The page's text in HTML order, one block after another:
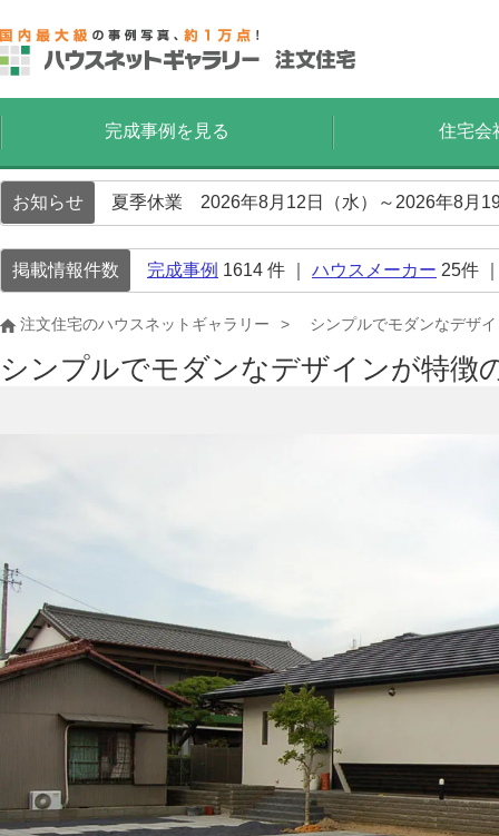
完成事例を見る 住宅会
お知らせ 夏季休業 2026年8月12日（水）～2026年8月
掲載情報件数 完成事例 1614 件 ｜ ハウスメーカー 25件
注文住宅のハウスネットギャラリー シンプルでモダンなデザ
シンプルでモダンなデザインが特徴